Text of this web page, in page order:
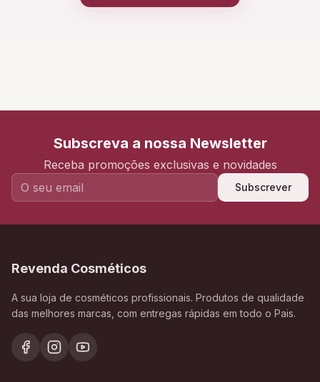
Subscreva a nossa Newsletter
Receba promoções exclusivas e novidades
Subscrever
Revenda Cosméticos
A sua loja de cosméticos profissionais. Produtos de qualidade
das melhores marcas, com entregas rápidas em todo o Pais.